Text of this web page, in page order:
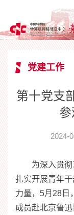
党建工作
第十党支
2024-
为深入贯彻习
扎实开展青年
力量， 5月 28 日
成员赴北京鲁迅